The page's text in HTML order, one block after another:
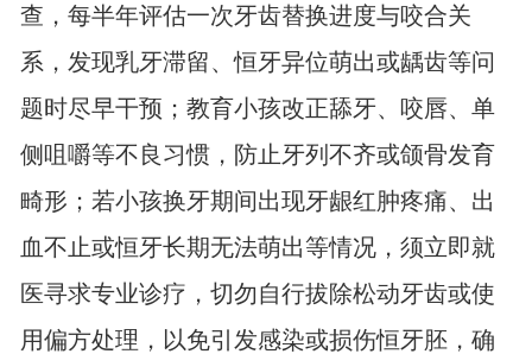
查，每半年评估一次牙齿替换进度与咬合关
系，发现乳牙滞留、恒牙异位萌出或龋齿等问
题时尽早干预；教育小孩改正舔牙、咬唇、单
侧咀嚼等不良习惯，防止牙列不齐或颌骨发育
畸形；若小孩换牙期间出现牙龈红肿疼痛、出
血不止或恒牙长期无法萌出等情况，须立即就
医寻求专业诊疗，切勿自行拔除松动牙齿或使
用偏方处理，以免引发感染或损伤恒牙胚，确